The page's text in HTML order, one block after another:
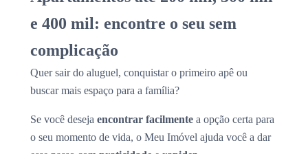
e 400 mil: encontre o seu sem
complicação
Quer sair do aluguel, conquistar o primeiro apê ou
buscar mais espaço para a família?
Se você deseja encontrar facilmente a opção certa para
o seu momento de vida, o Meu Imóvel ajuda você a dar